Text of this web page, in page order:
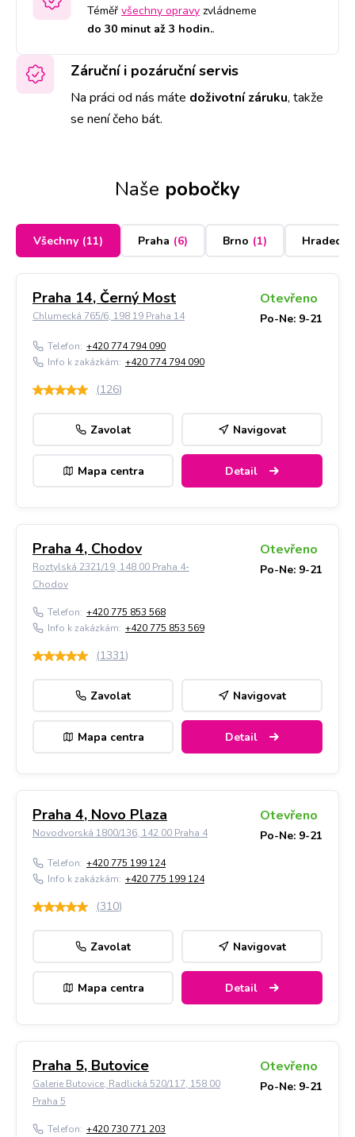
Téměř všechny opravy zvládneme
do 30 minut až 3 hodin..
Záruční i pozáruční servis
Na práci od nás máte doživotní záruku, takže
se není čeho bát.
Naše pobočky
Všechny (11) Praha (6) Brno (1) Hradec
Praha 14, Černý Most
Chlumecká 765/6, 198 19 Praha 14
Otevřeno
Po-Ne: 9-21
Telefon: +420 774 794 090
Info k zakázkám: +420 774 794 090
(126)
Zavolat Navigovat
Mapa centra Detail
Praha 4, Chodov
Roztylská 2321/19, 148 00 Praha 4-
Chodov
Otevřeno
Po-Ne: 9-21
Telefon: +420 775 853 568
Info k zakázkám: +420 775 853 569
(1331)
Zavolat Navigovat
Mapa centra Detail
Praha 4, Novo Plaza
Novodvorská 1800/136, 142 00 Praha 4
Otevřeno
Po-Ne: 9-21
Telefon: +420 775 199 124
Info k zakázkám: +420 775 199 124
(310)
Zavolat Navigovat
Mapa centra Detail
Praha 5, Butovice
Galerie Butovice, Radlická 520/117, 158 00
Praha 5
Otevřeno
Po-Ne: 9-21
Telefon: +420 730 771 203